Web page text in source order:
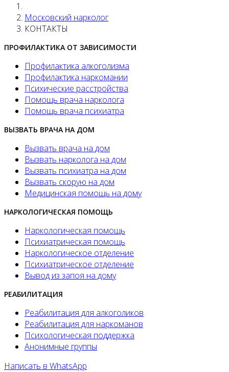
Московский нарколог
КОНТАКТЫ
ПРОФИЛАКТИКА ОТ ЗАВИСИМОСТИ
Профилактика алкоголизма
Профилактика наркомании
Психические расстройства
Помощь врача нарколога
Помощь врача психиатра
ВЫЗВАТЬ ВРАЧА НА ДОМ
Вызвать врача на дом
Вызвать нарколога на дом
Вызвать психиатра на дом
Вызвать скорую на дом
Медицинская помощь на дому
НАРКОЛОГИЧЕСКАЯ ПОМОЩЬ
Наркологическая помощь
Психиатрическая помощь
Наркологическое отделение
Психиатрическое отделение
Вывод из запоя на дому
РЕАБИЛИТАЦИЯ
Реабилитация для алкоголиков
Реабилитация для наркоманов
Психологическая поддержка
Анонимные группы
Написать в WhatsApp